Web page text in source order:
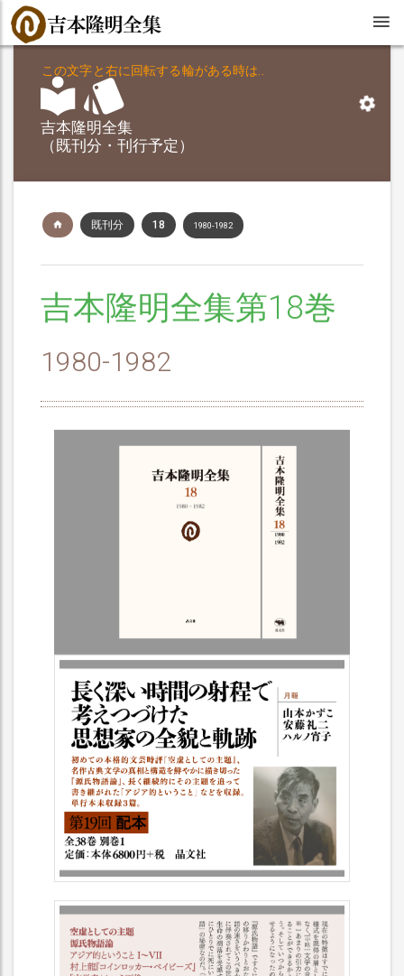
吉本隆明全集
（既刊分・刊行予定）
この文字と右に回転する輪がある時は..
既刊分 18 1980-1982
吉本隆明全集第18巻
1980-1982